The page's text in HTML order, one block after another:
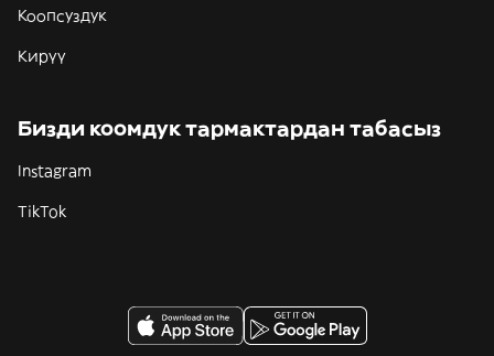
Коопсуздук
Кирүү
Бизди коомдук тармактардан табасыз
Instagram
TikTok